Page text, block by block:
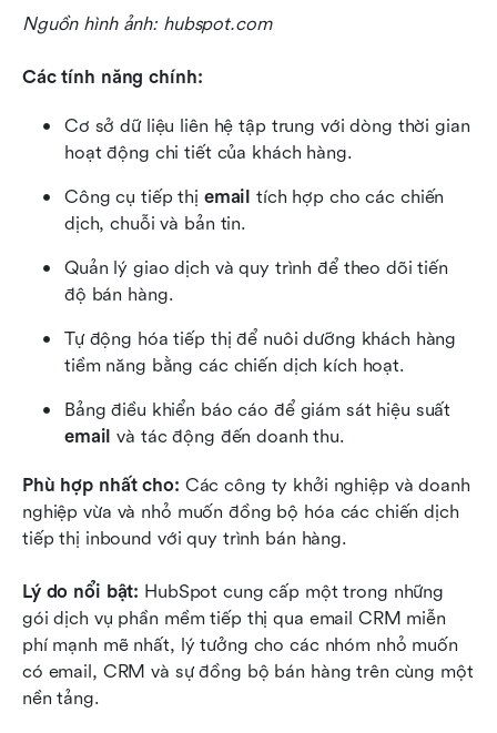
Nguồn hình ảnh: hubspot.com
Các tính năng chính:
Cơ sở dữ liệu liên hệ tập trung với dòng thời gian
hoạt động chi tiết của khách hàng.
Công cụ tiếp thị email tích hợp cho các chiến
dịch, chuỗi và bản tin.
Quản lý giao dịch và quy trình để theo dõi tiến
độ bán hàng.
Tự động hóa tiếp thị để nuôi dưỡng khách hàng
tiềm năng bằng các chiến dịch kích hoạt.
email và tác động đến doanh thu.
Phù hợp nhất cho: Các công ty khởi nghiệp và doanh
nghiệp vừa và nhỏ muốn đồng bộ hóa các chiến dịch
tiếp thị inbound với quy trình bán hàng.
Lý do nổi bật: HubSpot cung cấp một trong những
gói dịch vụ phần mềm tiếp thị qua email CRM miễn
phí mạnh mẽ nhất, lý tưởng cho các nhóm nhỏ muốn
có email, CRM và sự đồng bộ bán hàng trên cùng một
nền tảng.